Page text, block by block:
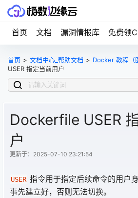
首页 文档 漏洞情报库 免费领
首页 > 文档中心_帮助文档 > Docker 教程（
USER 指定当前用户
Dockerfile USER
户
更新于：2025-07-10 23:21:54
USER 指令用于指定后续命令的用户
事先建立好，否则无法切换。